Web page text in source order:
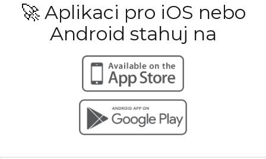
🚀 Aplikaci pro iOS nebo
Android stahuj na